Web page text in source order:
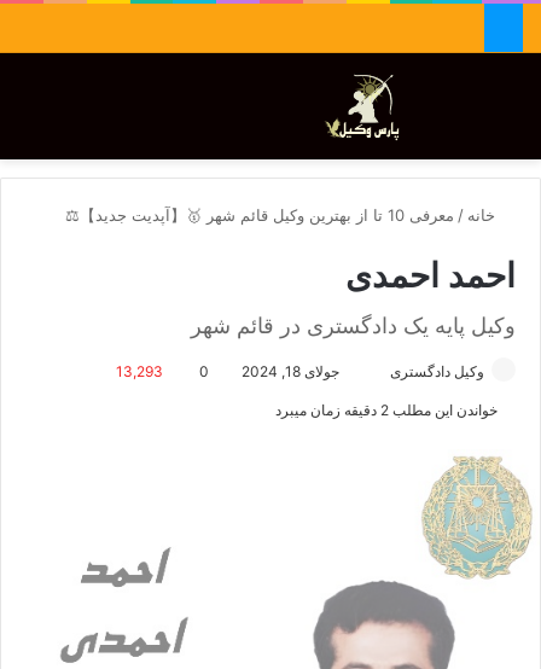
تغییر پوسته
خانه / معرفی 10 تا از بهترین وکیل قائم شهر 🥇【آپدیت جدید】⚖️
احمد احمدی
وکیل پایه یک دادگستری در قائم شهر
وکیل دادگستری
ل
جولای 18, 2024 0
13,293
خواندن این مطلب 2 دقیقه زمان میبرد